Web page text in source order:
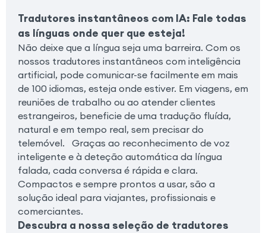
Tradutores instantâneos com IA: Fale todas
as línguas onde quer que esteja!
Não deixe que a língua seja uma barreira. Com os
nossos tradutores instantâneos com inteligência
artificial, pode comunicar-se facilmente em mais
de 100 idiomas, esteja onde estiver. Em viagens, em
reuniões de trabalho ou ao atender clientes
estrangeiros, beneficie de uma tradução fluída,
natural e em tempo real, sem precisar do
telemóvel.
Graças ao reconhecimento de voz
inteligente e à deteção automática da língua
falada, cada conversa é rápida e clara.
Compactos e sempre prontos a usar, são a
solução ideal para viajantes, profissionais e
comerciantes.
Descubra a nossa seleção de tradutores